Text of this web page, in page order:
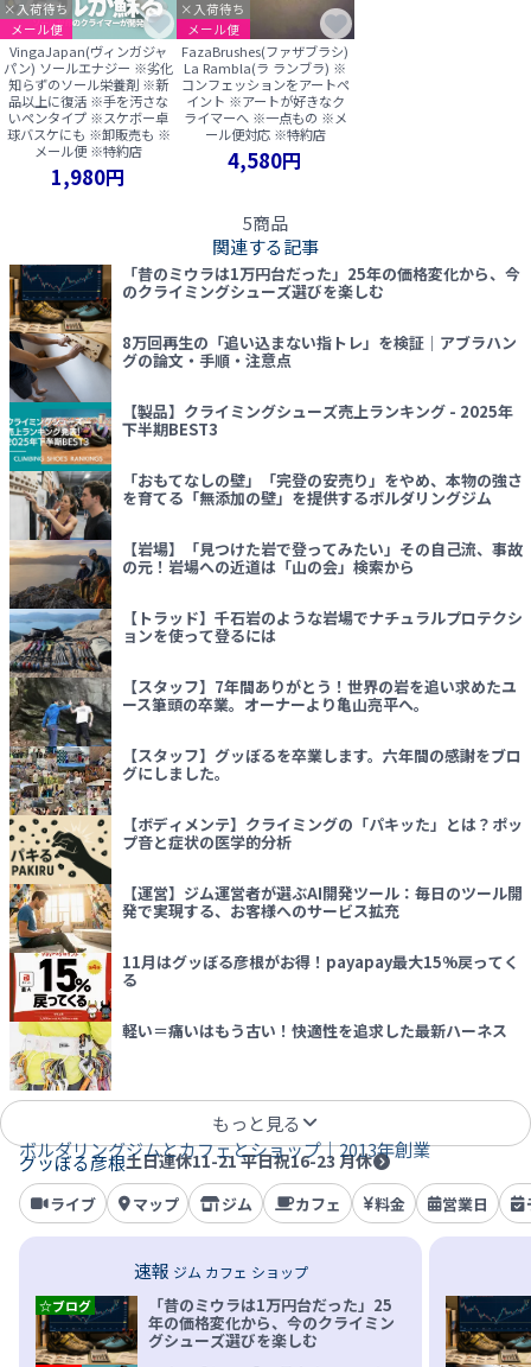
×入荷待ち
メール便
VingaJapan(ヴィンガジャ
パン) ソールエナジー ※劣化
知らずのソール栄養剤 ※新
品以上に復活 ※手を汚さな
いペンタイプ ※スケボー卓
球バスケにも ※卸販売も ※
メール便 ※特約店
1,980円
×入荷待ち
メール便
FazaBrushes(ファザブラシ)
La Rambla(ラ ランブラ) ※
コンフェッションをアートペ
イント ※アートが好きなク
ライマーへ ※一点もの ※メ
ール便対応 ※特約店
4,580円
5商品
関連する記事
「昔のミウラは1万円台だった」25年の価格変化から、今
のクライミングシューズ選びを楽しむ
8万回再生の「追い込まない指トレ」を検証｜アブラハン
グの論文・手順・注意点
【製品】クライミングシューズ売上ランキング - 2025年
下半期BEST3
「おもてなしの壁」「完登の安売り」をやめ、本物の強さ
を育てる「無添加の壁」を提供するボルダリングジム
【岩場】「見つけた岩で登ってみたい」その自己流、事故
の元！岩場への近道は「山の会」検索から
【トラッド】千石岩のような岩場でナチュラルプロテクシ
ョンを使って登るには
【スタッフ】7年間ありがとう！世界の岩を追い求めたユ
ース筆頭の卒業。オーナーより亀山亮平へ。
【スタッフ】グッぼるを卒業します。六年間の感謝をブロ
グにしました。
【ボディメンテ】クライミングの「パキッた」とは？ポッ
プ音と症状の医学的分析
【運営】ジム運営者が選ぶAI開発ツール：毎日のツール開
発で実現する、お客様へのサービス拡充
11月はグッぼる彦根がお得！payapay最大15%戻ってく
る
軽い＝痛いはもう古い！快適性を追求した最新ハーネス
もっと見る
ボルダリングジムとカフェとショップ｜2013年創業
グッぼる彦根土日連休11-21 平日祝16-23 月休
ライブ マップ ジム カフェ 料金 営業日
速報 ジム カフェ ショップ
「昔のミウラは1万円台だった」25
年の価格変化から、今のクライミン
グシューズ選びを楽しむ
☆ブログ